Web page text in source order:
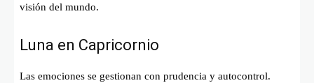
visión del mundo.
Luna en Capricornio
Las emociones se gestionan con prudencia y autocontrol.